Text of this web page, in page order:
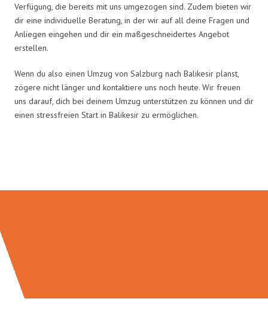
Verfügung, die bereits mit uns umgezogen sind. Zudem bieten wir
dir eine individuelle Beratung, in der wir auf all deine Fragen und
Anliegen eingehen und dir ein maßgeschneidertes Angebot
erstellen.
Wenn du also einen Umzug von Salzburg nach Balikesir planst,
zögere nicht länger und kontaktiere uns noch heute. Wir freuen
uns darauf, dich bei deinem Umzug unterstützen zu können und dir
einen stressfreien Start in Balikesir zu ermöglichen.